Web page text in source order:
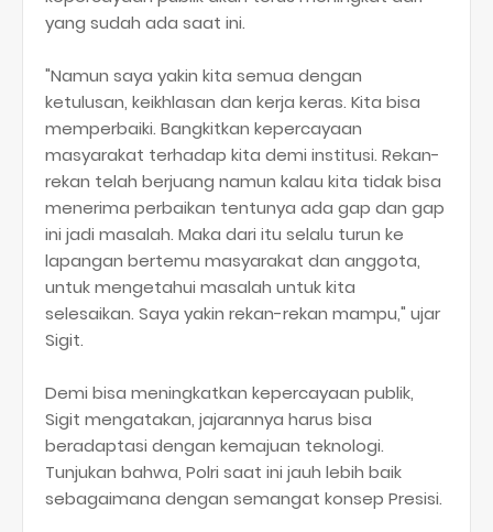
yang sudah ada saat ini.
"Namun saya yakin kita semua dengan
ketulusan, keikhlasan dan kerja keras. Kita bisa
memperbaiki. Bangkitkan kepercayaan
masyarakat terhadap kita demi institusi. Rekan-
rekan telah berjuang namun kalau kita tidak bisa
menerima perbaikan tentunya ada gap dan gap
ini jadi masalah. Maka dari itu selalu turun ke
lapangan bertemu masyarakat dan anggota,
untuk mengetahui masalah untuk kita
selesaikan. Saya yakin rekan-rekan mampu," ujar
Sigit.
Demi bisa meningkatkan kepercayaan publik,
Sigit mengatakan, jajarannya harus bisa
beradaptasi dengan kemajuan teknologi.
Tunjukan bahwa, Polri saat ini jauh lebih baik
sebagaimana dengan semangat konsep Presisi.